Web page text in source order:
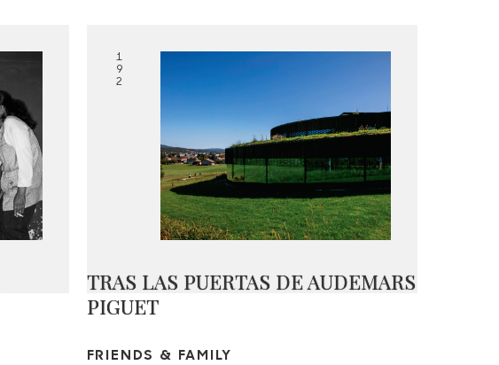
1
9
2
TRAS LAS PUERTAS DE AUDEMARS
PIGUET
FRIENDS & FAMILY